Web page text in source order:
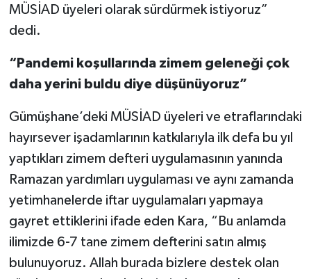
MÜSİAD üyeleri olarak sürdürmek istiyoruz”
dedi.
“Pandemi koşullarında zimem geleneği çok
daha yerini buldu diye düşünüyoruz”
Gümüşhane’deki MÜSİAD üyeleri ve etraflarındaki
hayırsever işadamlarının katkılarıyla ilk defa bu yıl
yaptıkları zimem defteri uygulamasının yanında
Ramazan yardımları uygulaması ve aynı zamanda
yetimhanelerde iftar uygulamaları yapmaya
gayret ettiklerini ifade eden Kara, “Bu anlamda
ilimizde 6-7 tane zimem defterini satın almış
bulunuyoruz. Allah burada bizlere destek olan